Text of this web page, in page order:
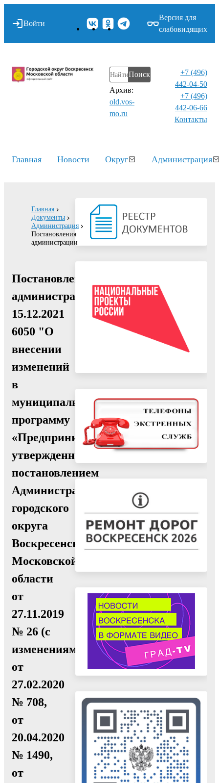
Войти
Версия для
слабовидящих
Поиск
Архив:
old.vos-
mo.ru
+7 (496)
442-04-50
+7 (496)
442-06-66
Контакты⁠
Главная Новости Округ Администрация
Главная
Документы
Администрация
Постановления
администрации
Постановление
администрации
15.12.2021
6050 "О
внесении
изменений
в
муниципальную
программу
«Предпринимательство»,
утвержденную
постановлением
Администрации
городского
округа
Воскресенск
Московской
области
от
27.11.2019
№ 26 (с
изменениями
от
27.02.2020
№ 708,
от
20.04.2020
№ 1490,
от